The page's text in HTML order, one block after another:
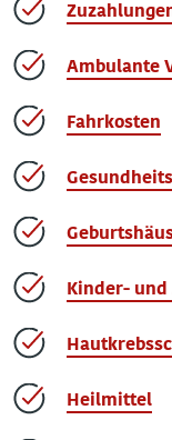
Ambulante
Fahrkosten
Kinder-
Heilmittel